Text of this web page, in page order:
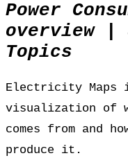
Power
overview |
Topics
Electricity Maps
visualization of
comes from and
produce it.